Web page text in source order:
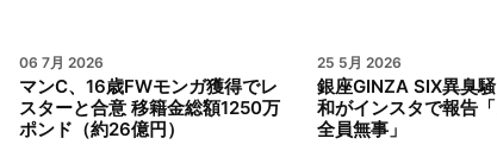
06 7月 2026
マンC、16歳FWモンガ獲得でレ
スターと合意 移籍金総額1250万
ポンド（約26億円）
25 5月 2026
銀座GINZA SIX異臭
和がインスタで報告
全員無事」